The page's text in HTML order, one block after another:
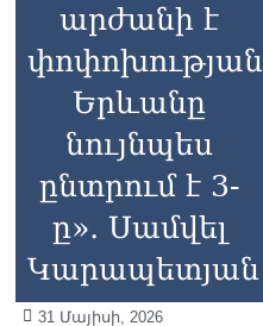
արժանի է
փոփոխության.
Երևանը
նույնպես
ընտրում է 3-
ը»․ Սամվել
Կարապետյան
31 Մայիսի, 2026